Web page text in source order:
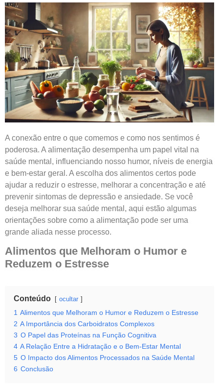
A conexão entre o que comemos e como nos sentimos é
poderosa. A alimentação desempenha um papel vital na
saúde mental, influenciando nosso humor, níveis de energia
e bem-estar geral. A escolha dos alimentos certos pode
ajudar a reduzir o estresse, melhorar a concentração e até
prevenir sintomas de depressão e ansiedade. Se você
deseja melhorar sua saúde mental, aqui estão algumas
orientações sobre como a alimentação pode ser uma
grande aliada nesse processo.
Alimentos que Melhoram o Humor e
Reduzem o Estresse
Conteúdo ocultar
1 Alimentos que Melhoram o Humor e Reduzem o Estresse
2 A Importância dos Carboidratos Complexos
3 O Papel das Proteínas na Função Cognitiva
4 A Relação Entre a Hidratação e o Bem-Estar Mental
5 O Impacto dos Alimentos Processados na Saúde Mental
6 Conclusão